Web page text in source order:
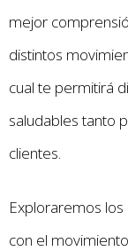
mejor
distintos
cual te permitirá
saludables tanto
clientes.
Exploraremos los
con el